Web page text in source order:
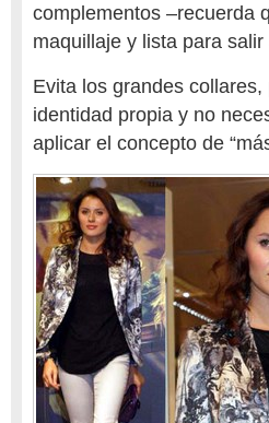
complementos –recuerda
maquillaje y lista para salir
Evita los grandes
identidad propia y no
aplicar el concepto de